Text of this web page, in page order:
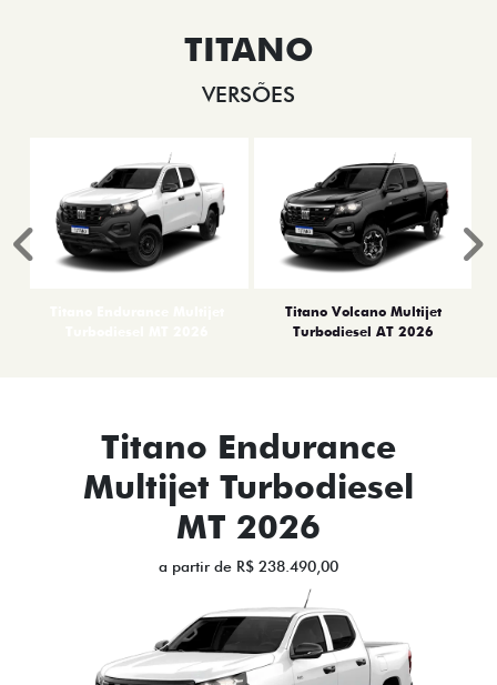
TITANO
VERSÕES
Titano Volcano Multijet
Turbodiesel AT 2026
Anterior
Titano Endurance
Multijet Turbodiesel
MT 2026
a partir de R$ 238.490,00